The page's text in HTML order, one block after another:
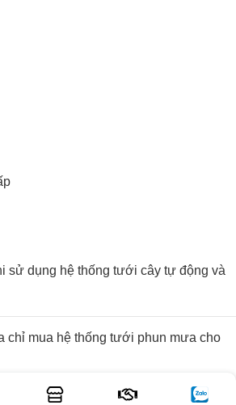
sử dụng hệ thống tưới cây tự động và
chỉ mua hệ thống tưới phun mưa cho